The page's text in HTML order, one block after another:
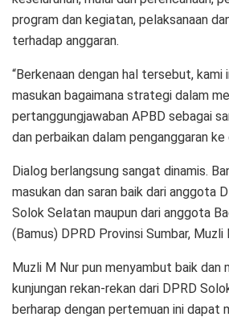
program dan kegiatan, pelaksanaan
terhadap anggaran.
“Berkenaan dengan hal tersebut, kami
masukan bagaimana strategi dalam
pertanggungjawaban APBD sebagai
dan perbaikan dalam penganggaran ke
Dialog berlangsung sangat dinamis.
masukan dan saran baik dari anggota
Solok Selatan maupun dari anggota
(Bamus) DPRD Provinsi Sumbar, Muzli
Muzli M Nur pun menyambut baik dan
kunjungan rekan-rekan dari DPRD
berharap dengan pertemuan ini dapat